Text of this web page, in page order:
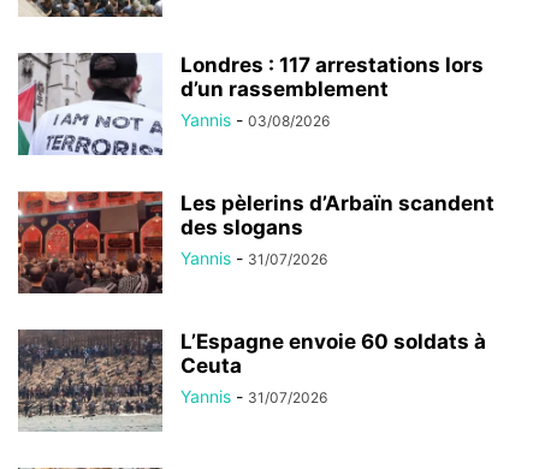
Londres : 117 arrestations lors
d’un rassemblement
Yannis - 03/08/2026
Les pèlerins d’Arbaïn scandent
des slogans
Yannis - 31/07/2026
L’Espagne envoie 60 soldats à
Ceuta
Yannis - 31/07/2026